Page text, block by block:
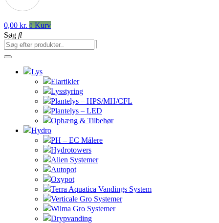
0,00 kr. 0 Kurv
Søg
Lys
Elartikler
Lysstyring
Plantelys – HPS/MH/CFL
Plantelys – LED
Ophæng & Tilbehør
Hydro
PH – EC Målere
Hydrotowers
Alien Systemer
Autopot
Oxypot
Terra Aquatica Vandings System
Verticale Gro Systemer
Wilma Gro Systemer
Drypvanding